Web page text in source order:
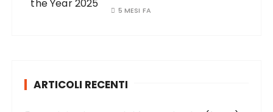
5 MESI FA
ARTICOLI RECENTI